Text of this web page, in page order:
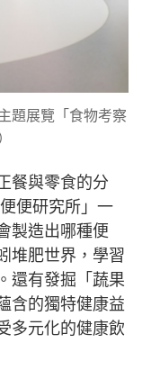
題展覽「食物考察
餐與零食的分
便研究所」一
製造出哪種便
堆肥世界，學習
還有發掘「蔬果
含的獨特健康益
多元化的健康飲